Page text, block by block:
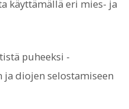
käyttämällä eri mies- ja
puheeksi -
diojen selostamiseen